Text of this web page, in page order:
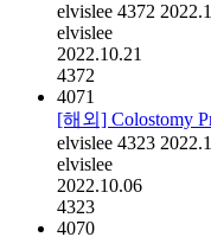
elvislee 4372
elvislee
2022.10.21
4372
4071
[해외] Colostomy
elvislee 4323
elvislee
2022.10.06
4323
4070